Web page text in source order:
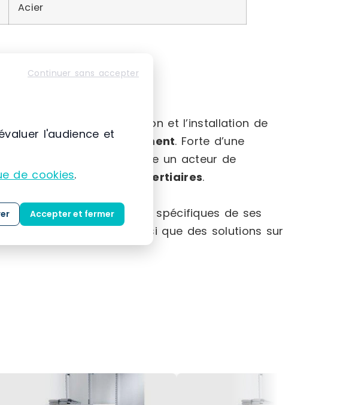
Acier
Rhône-Alpes
la commercialisation et l’installation de
classementet aurangement. Forte d’une
s’impose comme un acteur de
espaces industriels et tertiaires.
métiers et des besoins spécifiques de ses
complète de produits ainsi que des solutions sur
Continuer sans accepter
l'audience et
de cookies.
Accepter et fermer